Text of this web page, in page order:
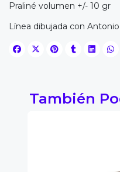
Praliné volumen +/- 10 gr
Línea dibujada con
También